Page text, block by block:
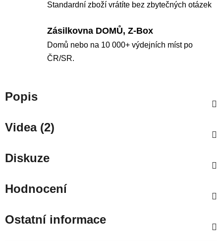
Standardní zboží vrátíte bez zbytečných otázek
Zásilkovna DOMŮ, Z-Box
Domů nebo na 10 000+ výdejních míst po
ČR/SR.
Popis
Videa (2)
Diskuze
Hodnocení
Ostatní informace